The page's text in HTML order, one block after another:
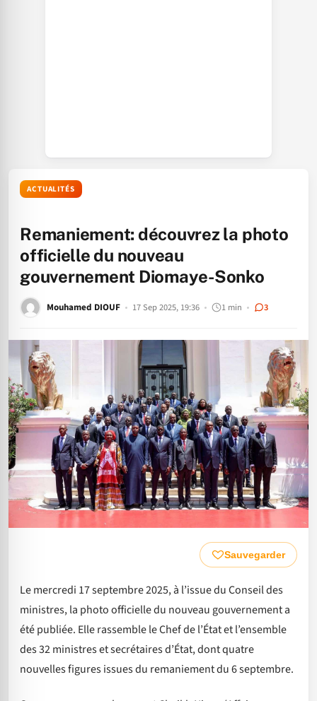
ACTUALITÉS
Remaniement: découvrez la photo
officielle du nouveau
gouvernement Diomaye-Sonko
Mouhamed DIOUF 17 Sep 2025, 19:36 1 min 3
Sauvegarder
Le mercredi 17 septembre 2025, à l’issue du Conseil des
ministres, la photo officielle du nouveau gouvernement a
été publiée. Elle rassemble le Chef de l’État et l’ensemble
des 32 ministres et secrétaires d’État, dont quatre
nouvelles figures issues du remaniement du 6 septembre.